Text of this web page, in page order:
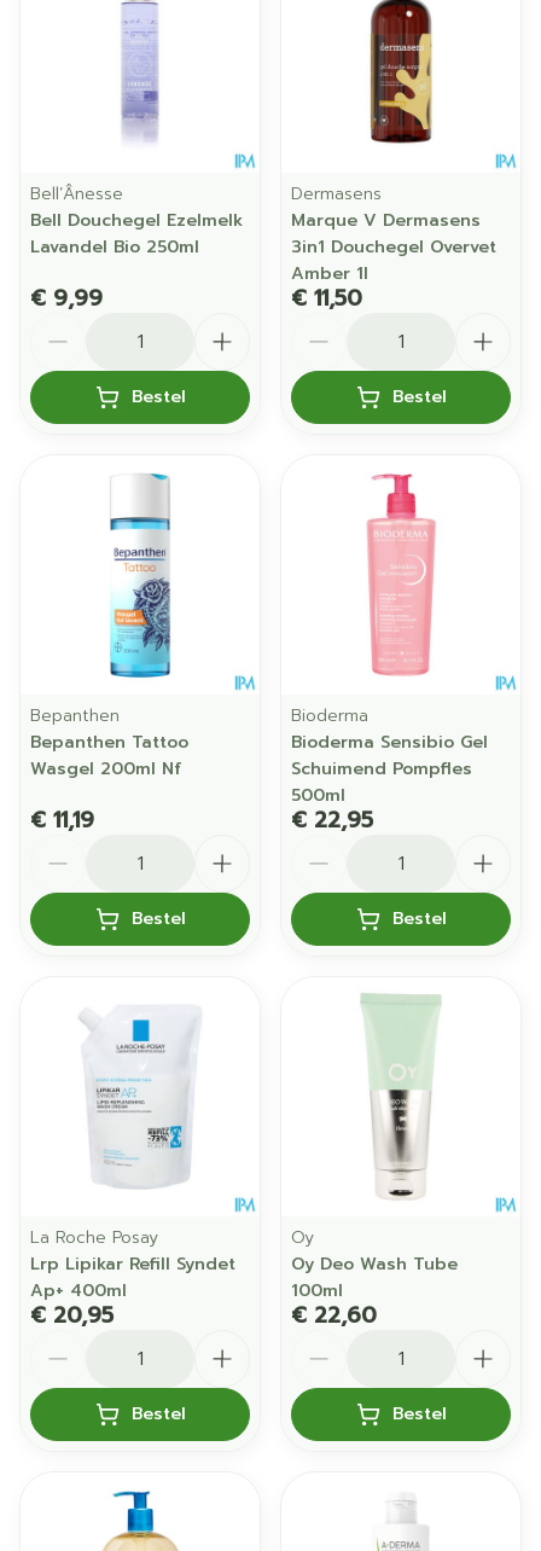
Bell’Ânesse
Bell Douchegel Ezelmelk
Lavandel Bio 250ml
€ 9,99
Bestel
Dermasens
Marque V Dermasens
3in1 Douchegel Overvet
Amber 1l
€ 11,50
Bestel
Bepanthen
Bepanthen Tattoo
Wasgel 200ml Nf
€ 11,19
Bestel
Bioderma
Bioderma Sensibio Gel
Schuimend Pompfles
500ml
€ 22,95
Bestel
La Roche Posay
Lrp Lipikar Refill Syndet
Ap+ 400ml
€ 20,95
Bestel
Oy
Oy Deo Wash Tube
100ml
€ 22,60
Bestel